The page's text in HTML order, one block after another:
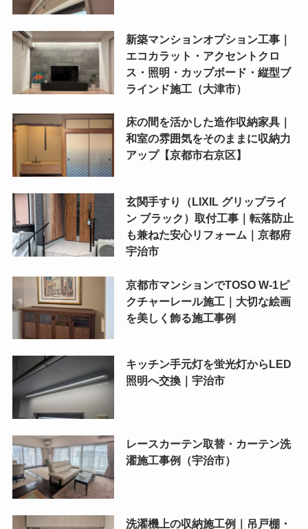
新築マンションオプション工事｜
エコカラット・アクセントクロ
ス・照明・カップボード・縦型ブ
ラインド施工（大津市）
床の間を活かした造作収納家具｜
和室の雰囲気をそのままに収納力
アップ【京都市右京区】
玄関手すり（LIXIL グリップライ
ン ブラック）取付工事｜転落防止
も兼ねた安心リフォーム｜京都府
宇治市
京都市マンションでTOSO W-1ピ
クチャーレール施工｜大切な絵画
を美しく飾る施工事例
キッチン手元灯を蛍光灯からLED
照明へ交換｜宇治市
レースカーテン取替・カーテン洗
濯施工事例（宇治市）
洗濯機上の収納施工例｜吊戸棚・